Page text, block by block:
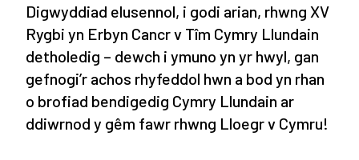
Digwyddiad elusennol, i godi arian, rhwng XV
Rygbi yn Erbyn Cancr v Tîm Cymry Llundain
detholedig – dewch i ymuno yn yr hwyl, gan
gefnogi’r achos rhyfeddol hwn a bod yn rhan
o brofiad bendigedig Cymry Llundain ar
ddiwrnod y gêm fawr rhwng Lloegr v Cymru!